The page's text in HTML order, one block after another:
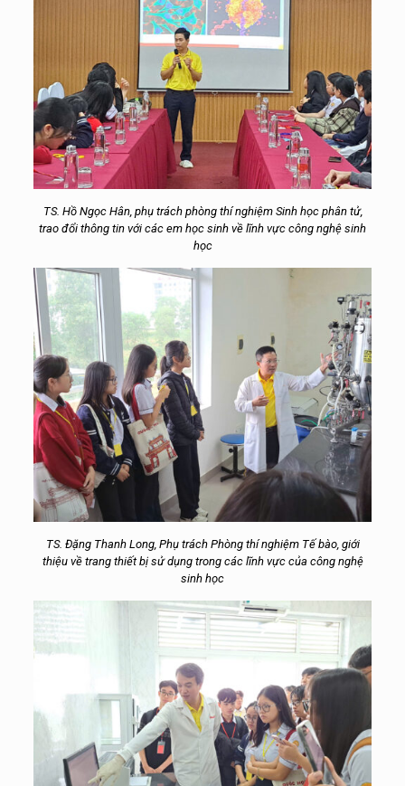
TS. Hồ Ngọc Hân, phụ trách phòng thí nghiệm Sinh học phân tử,
trao đổi thông tin với các em học sinh về lĩnh vực công nghệ sinh
học
TS. Đặng Thanh Long, Phụ trách Phòng thí nghiệm Tế bào, giới
thiệu về trang thiết bị sử dụng trong các lĩnh vực của công nghệ
sinh học